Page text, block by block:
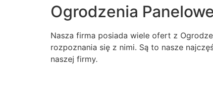
Ogrodzenia
Nasza firma posiada wiele ofert z
rozpoznania się z nimi. Są to nasze
naszej firmy.